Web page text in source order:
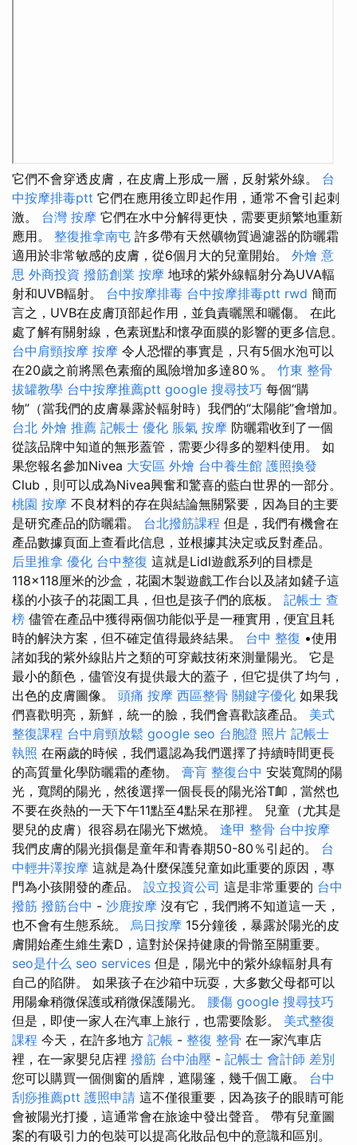
它們不會穿透皮膚，在皮膚上形成一層，反射紫外線。 台
中按摩排毒ptt 它們在應用後立即起作用，通常不會引起刺
激。 台灣 按摩 它們在水中分解得更快，需要更頻繁地重新
應用。 整復推拿南屯 許多帶有天然礦物質過濾器的防曬霜
適用於非常敏感的皮膚，從6個月大的兒童開始。 外燴 意
思 外商投資 撥筋創業 按摩 地球的紫外線輻射分為UVA輻
射和UVB輻射。 台中按摩排毒 台中按摩排毒ptt rwd 簡而
言之，UVB在皮膚頂部起作用，並負責曬黑和曬傷。 在此
處了解有關射線，色素斑點和懷孕面膜的影響的更多信息。
台中肩頸按摩 按摩 令人恐懼的事實是，只有5個水泡可以
在20歲之前將黑色素瘤的風險增加多達80％。 竹東 整骨
拔罐教學 台中按摩推薦ptt google 搜尋技巧 每個“購
物”（當我們的皮膚暴露於輻射時）我們的“太陽能”會增加。
台北 外燴 推薦 記帳士 優化 脹氣 按摩 防曬霜收到了一個
從該品牌中知道的無形蓋管，需要少得多的塑料使用。 如
果您報名參加Nivea 大安區 外燴 台中養生館 護照換發
Club，則可以成為Nivea興奮和驚喜的藍白世界的一部分。
桃園 按摩 不良材料的存在與結論無關緊要，因為目的主要
是研究產品的防曬霜。 台北撥筋課程 但是，我們有機會在
產品數據頁面上查看此信息，並根據其決定或反對產品。
后里推拿 優化 台中整復 這就是Lidl遊戲系列的目標是
118×118厘米的沙盒，花園木製遊戲工作台以及諸如鏟子這
樣的小孩子的花園工具，但也是孩子們的底板。 記帳士 查
榜 儘管在產品中獲得兩個功能似乎是一種實用，便宜且耗
時的解決方案，但不確定值得最終結果。 台中 整復 •使用
諸如我的紫外線貼片之類的可穿戴技術來測量陽光。 它是
最小的顏色，儘管沒有提供最大的蓋子，但它提供了均勻，
出色的皮膚圖像。 頭痛 按摩 西區整骨 關鍵字優化 如果我
們喜歡明亮，新鮮，統一的臉，我們會喜歡該產品。 美式
整復課程 台中肩頸放鬆 google seo 台胞證 照片 記帳士
執照 在兩歲的時候，我們還認為我們選擇了持續時間更長
的高質量化學防曬霜的產物。 膏肓 整復台中 安裝寬闊的陽
光，寬闊的陽光，然後選擇一個長長的陽光浴T卹，當然也
不要在炎熱的一天下午11點至4點呆在那裡。 兒童（尤其是
嬰兒的皮膚）很容易在陽光下燃燒。 逢甲 整骨 台中按摩
我們皮膚的陽光損傷是童年和青春期50-80％引起的。 台
中輕井澤按摩 這就是為什麼保護兒童如此重要的原因，專
門為小孩開發的產品。 設立投資公司 這是非常重要的 台中
撥筋 撥筋台中 - 沙鹿按摩 沒有它，我們將不知道這一天，
也不會有生態系統。 烏日按摩 15分鐘後，暴露於陽光的皮
膚開始產生維生素D，這對於保持健康的骨骼至關重要。
seo是什么 seo services 但是，陽光中的紫外線輻射具有
自己的陷阱。 如果孩子在沙箱中玩耍，大多數父母都可以
用陽傘稍微保護或稍微保護陽光。 腰傷 google 搜尋技巧
但是，即使一家人在汽車上旅行，也需要陰影。 美式整復
課程 今天，在許多地方 記帳 - 整復 整骨 在一家汽車店
裡，在一家嬰兒店裡 撥筋 台中油壓 - 記帳士 會計師 差別
您可以購買一個側窗的盾牌，遮陽篷，幾千個工廠。 台中
刮痧推薦ptt 護照申請 這不僅很重要，因為孩子的眼睛可能
會被陽光打擾，這通常會在旅途中發出聲音。 帶有兒童圖
案的有吸引力的包裝可以提高化妝品包中的意識和區別。